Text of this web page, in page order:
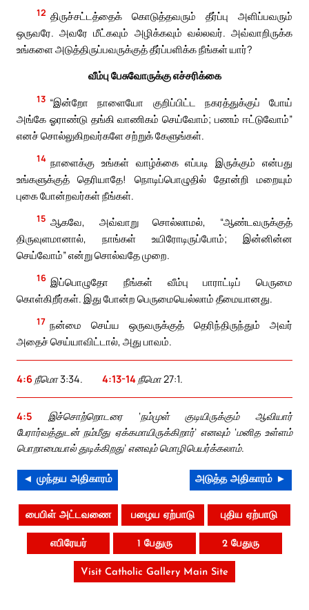
12 திருச்சட்டத்தைக் கொடுத்தவரும் தீர்ப்பு அளிப்பவரும்
ஒருவரே. அவரே மீட்கவும் அழிக்கவும் வல்லவர். அவ்வாறிருக்க
உங்களை அடுத்திருப்பவருக்குத் தீர்ப்பளிக்க நீங்கள் யார்?
வீம்பு பேசுவோருக்கு எச்சரிக்கை
13 “இன்றோ நாளையோ குறிப்பிட்ட நகரத்துக்குப் போய்
அங்கே ஓராண்டு தங்கி வாணிகம் செய்வோம்; பணம் ஈட்டுவோம்”
எனச் சொல்லுகிறவர்களே சற்றுக் கேளுங்கள்.
14 நாளைக்கு உங்கள் வாழ்க்கை எப்படி இருக்கும் என்பது
உங்களுக்குத் தெரியாதே! நொடிப்பொழுதில் தோன்றி மறையும்
புகை போன்றவர்கள் நீங்கள்.
15 ஆகவே, அவ்வாறு சொல்லாமல், “ஆண்டவருக்குத்
திருவுளமானால், நாங்கள் உயிரோடிருப்போம்; இன்னின்ன
செய்வோம்” என்று சொல்வதே முறை.
16 இப்பொழுதோ நீங்கள் வீம்பு பாராட்டிப் பெருமை
கொள்கிறீர்கள். இது போன்ற பெருமையெல்லாம் தீமையானது.
17 நன்மை செய்ய ஒருவருக்குத் தெரிந்திருந்தும் அவர்
அதைச் செய்யாவிட்டால், அது பாவம்.
4:6நீமொ 3:34. 4:13-14நீமொ 27:1.
4:5
இச்சொற்றொடரை ‘நம்முள் குடியிருக்கும் ஆவியார்
பேரார்வத்துடன் நம்மீது ஏக்கமாயிருக்கிறார்’ எனவும் ‘மனித உள்ளம்
பொறாமையால் துடிக்கிறது’ எனவும் மொழிபெயர்க்கலாம்.
◄ முந்தய அதிகாரம் அடுத்த அதிகாரம் ►
பைபிள் அட்டவணை பழைய ஏற்பாடு புதிய ஏற்பாடு
எபிரேயர் 1 பேதுரு 2 பேதுரு
Visit Catholic Gallery Main Site